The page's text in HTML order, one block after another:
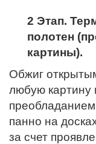
2 Этап.
полотен
картины).
Обжиг
любую картину
панно на
за счет